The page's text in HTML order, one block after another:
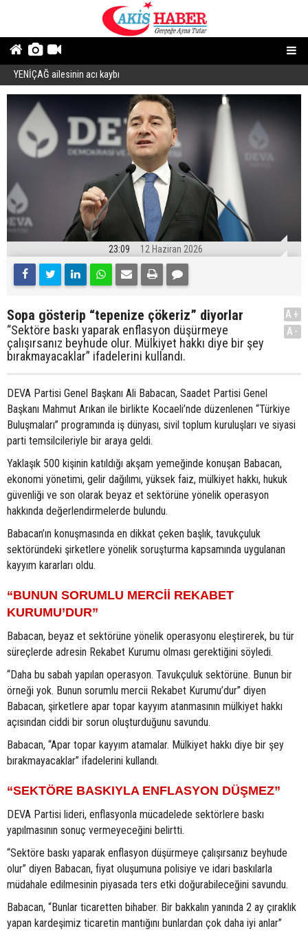
YENİÇAĞ ailesinin acı kaybı
“Dindar/muhafazakâr”ların ahlakı neden zayıf?
23:09 12 Haziran 2026
Sopa gösterip “tepenize çökeriz” diyorlar
“Sektöre baskı yaparak enflasyon düşürmeye
çalışırsanız beyhude olur. Mülkiyet hakkı diye bir şey
bırakmayacaklar” ifadelerini kullandı.
A+
A-
DEVA Partisi Genel Başkanı Ali Babacan, Saadet Partisi Genel
Başkanı Mahmut Arıkan ile birlikte Kocaeli’nde düzenlenen “Türkiye
Buluşmaları” programında iş dünyası, sivil toplum kuruluşları ve siyasi
parti temsilcileriyle bir araya geldi.
Yaklaşık 500 kişinin katıldığı akşam yemeğinde konuşan Babacan,
ekonomi yönetimi, gelir dağılımı, yüksek faiz, mülkiyet hakkı, hukuk
güvenliği ve son olarak beyaz et sektörüne yönelik operasyon
hakkında değerlendirmelerde bulundu.
Babacan’ın konuşmasında en dikkat çeken başlık, tavukçuluk
sektöründeki şirketlere yönelik soruşturma kapsamında uygulanan
kayyım kararları oldu.
“BUNUN SORUMLU MERCİİ REKABET
KURUMU’DUR”
Babacan, beyaz et sektörüne yönelik operasyonu eleştirerek, bu tür
süreçlerde adresin Rekabet Kurumu olması gerektiğini söyledi.
“Daha bu sabah yapılan operasyon. Tavukçuluk sektörüne. Bunun bir
örneği yok. Bunun sorumlu mercii Rekabet Kurumu’dur” diyen
Babacan, şirketlere apar topar kayyım atanmasının mülkiyet hakkı
açısından ciddi bir sorun oluşturduğunu savundu.
Babacan, “Apar topar kayyım atamalar. Mülkiyet hakkı diye bir şey
bırakmayacaklar” ifadelerini kullandı.
“SEKTÖRE BASKIYLA ENFLASYON DÜŞMEZ”
DEVA Partisi lideri, enflasyonla mücadelede sektörlere baskı
yapılmasının sonuç vermeyeceğini belirtti.
“Sektöre baskı yaparak enflasyon düşürmeye çalışırsanız beyhude
olur” diyen Babacan, fiyat oluşumuna polisiye ve idari baskılarla
müdahale edilmesinin piyasada ters etki doğurabileceğini savundu.
Babacan, “Bunlar ticaretten bihaber. Bir bakkalın yanında 2 ay çıraklık
yapan kardeşimiz ticaretin mantığını bunlardan çok daha iyi anlar”